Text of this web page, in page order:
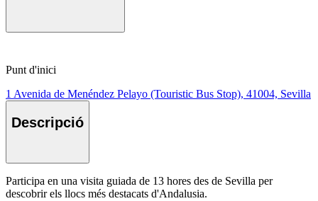
Punt d'inici
1 Avenida de Menéndez Pelayo (Touristic Bus Stop), 41004, Sevilla
Descripció
Participa en una visita guiada de 13 hores des de Sevilla per
descobrir els llocs més destacats d'Andalusia.